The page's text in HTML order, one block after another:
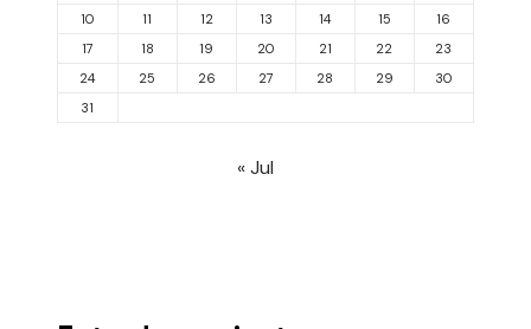
10
11 12 13 14 15
16
17
18 19 20 21 22
23
24
25 26 27 28 29
30
31
« Jul